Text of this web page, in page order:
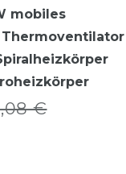
mobiles
Thermoventilator
€